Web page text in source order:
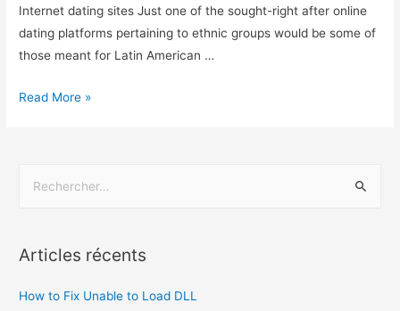
Internet dating sites Just one of the sought-right after online
dating platforms pertaining to ethnic groups would be some of
those meant for Latin American …
Read More »
Articles récents
How to Fix Unable to Load DLL